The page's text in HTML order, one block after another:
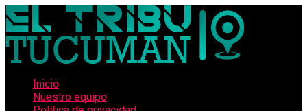
Inicio
Nuestro equipo